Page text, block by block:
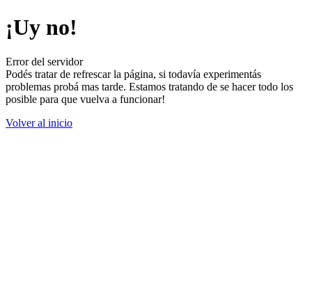
¡Uy no!
Error del servidor
Podés tratar de refrescar la página, si todavía experimentás
problemas probá mas tarde. Estamos tratando de se hacer todo los
posible para que vuelva a funcionar!
Volver al inicio